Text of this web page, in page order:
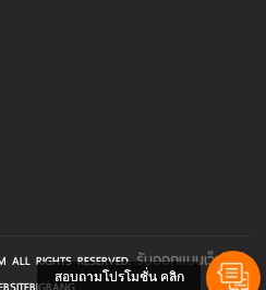
ALL RIGHTS RESERVED.รับออกแบบเว็บไซต์
สอบถามโปรโมชั่น คลิก